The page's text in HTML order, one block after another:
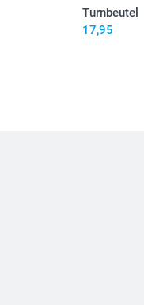
Turnbeutel
17,95